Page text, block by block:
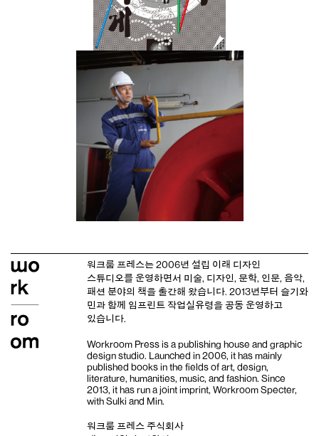
워크룸 프레스는 2006년 설립 이래 디자인
스튜디오를 운영하면서 미술, 디자인, 문학, 인문, 음악,
패션 분야의 책을 출간해 왔습니다. 2013년부터 슬기와
민과 함께 임프린트 작업실유령을 공동 운영하고
있습니다.
Workroom Press is a publishing house and graphic
design studio. Launched in 2006, it has mainly
published books in the fields of art, design,
literature, humanities, music, and fashion. Since
2013, it has run a joint imprint, Workroom Specter,
with Sulki and Min.
워크룸 프레스 주식회사